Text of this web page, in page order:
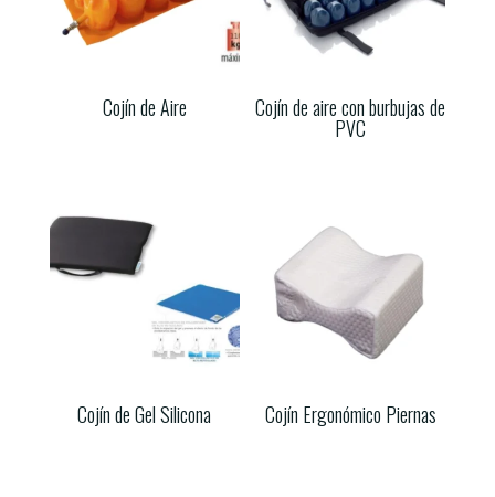
Cojín de Aire Cojín de aire con burbujas de
PVC
Cojín de Gel Silicona Cojín Ergonómico Piernas